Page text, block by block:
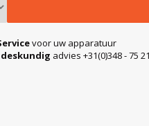
voor uw apparatuur
advies +31(0)348 - 75